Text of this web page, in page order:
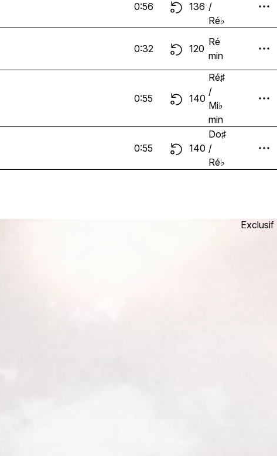
0:56 136 /
Ré♭
0:32 120
Ré
min
0:55 140
Ré♯
/
Mi♭
min
0:55 140
Do♯
/
Ré♭
Exclusif